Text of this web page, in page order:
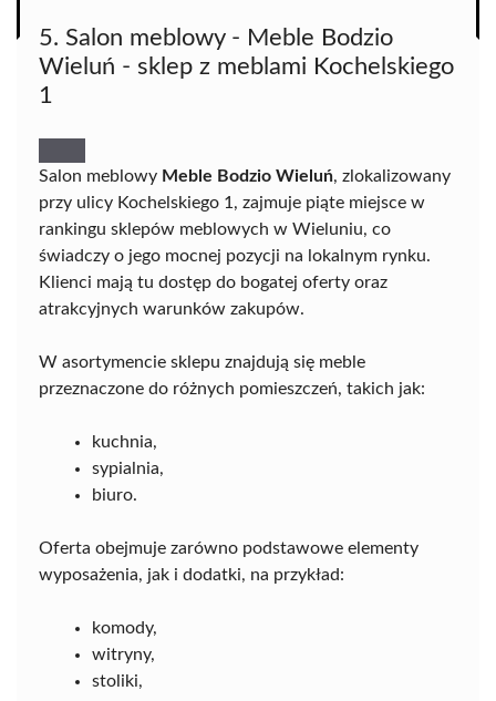
5. Salon meblowy - Meble Bodzio
Wieluń - sklep z meblami Kochelskiego
1
Salon meblowy Meble Bodzio Wieluń, zlokalizowany
przy ulicy Kochelskiego 1, zajmuje piąte miejsce w
rankingu sklepów meblowych w Wieluniu, co
świadczy o jego mocnej pozycji na lokalnym rynku.
Klienci mają tu dostęp do bogatej oferty oraz
atrakcyjnych warunków zakupów.
W asortymencie sklepu znajdują się meble
przeznaczone do różnych pomieszczeń, takich jak:
kuchnia,
sypialnia,
biuro.
Oferta obejmuje zarówno podstawowe elementy
wyposażenia, jak i dodatki, na przykład:
komody,
witryny,
stoliki,